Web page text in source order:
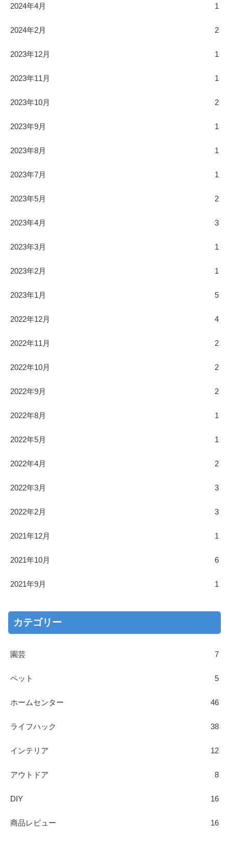
2024年4月 1
2024年2月 2
2023年12月 1
2023年11月 1
2023年10月 2
2023年9月 1
2023年8月 1
2023年7月 1
2023年5月 2
2023年4月 3
2023年3月 1
2023年2月 1
2023年1月 5
2022年12月 4
2022年11月 2
2022年10月 2
2022年9月 2
2022年8月 1
2022年5月 1
2022年4月 2
2022年3月 3
2022年2月 3
2021年12月 1
2021年10月 6
2021年9月 1
カテゴリー
園芸 7
ペット 5
ホームセンター 46
ライフハック 38
インテリア 12
アウトドア 8
DIY 16
商品レビュー 16